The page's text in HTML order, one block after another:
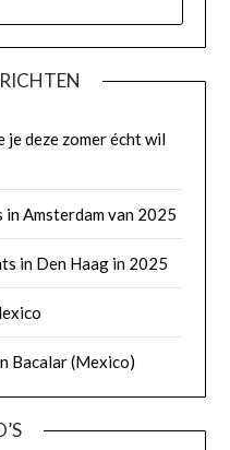
deze zomer écht wil
Amsterdam van 2025
in Den Haag in 2025
Bacalar (Mexico)